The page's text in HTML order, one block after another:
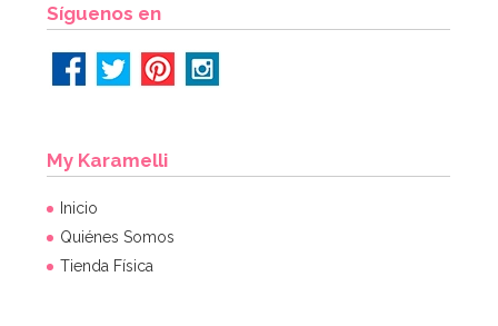
Síguenos en
My Karamelli
Inicio
Quiénes Somos
Tienda Física